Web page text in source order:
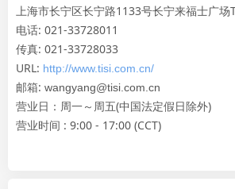
上海市长宁区长宁路1133号长宁来福士广场
电话: 021-33728011
传真: 021-33728033
URL: http://www.tisi.com.cn/
邮箱: wangyang@tisi.com.cn
营业日：周一～周五(中国法定假日除外)
营业时间 : 9:00 - 17:00 (CCT)